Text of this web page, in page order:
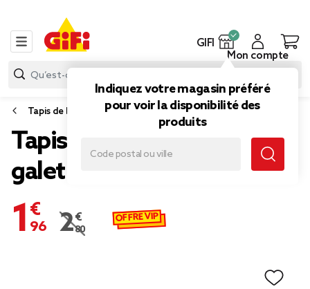
GIFI
Indiquez votre magasin préféré
pour voir la disponibilité des
produits
Mon compte
Tapis de bain
Tapis salle de bain motif
galet beige 40x60cm
1,96 €
Prix remisé de 2,80 € à 1,96 €
2,80 € OFFRE VIP